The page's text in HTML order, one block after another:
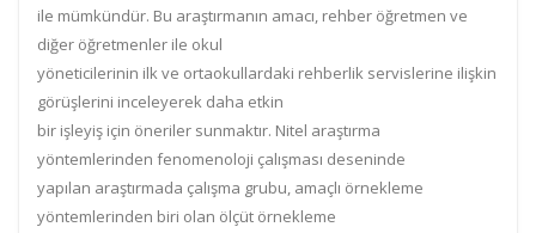
ile mümkündür. Bu araştırmanın amacı, rehber öğretmen ve
diğer öğretmenler ile okul
yöneticilerinin ilk ve ortaokullardaki rehberlik servislerine ilişkin
görüşlerini inceleyerek daha etkin
bir işleyiş için öneriler sunmaktır. Nitel araştırma
yöntemlerinden fenomenoloji çalışması deseninde
yapılan araştırmada çalışma grubu, amaçlı örnekleme
yöntemlerinden biri olan ölçüt örnekleme